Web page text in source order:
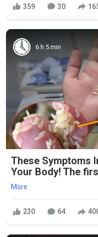
359 30
6 h 5 min
These Symptoms
Your Body! The
More
230 64